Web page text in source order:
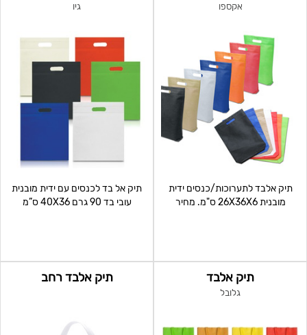
אקספו
תיק אלבד לתערוכות/כנסים ידית
מובנית 26X36X6 ס"מ. מחיר
גיו
תיק אל בד לכנסים עם ידית מובנית
עובי בד 90 גרם 40X36 ס”מ
תיק אלבד
גלובל
תיק אלבד רחב